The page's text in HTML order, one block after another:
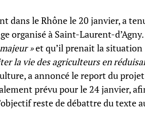
dans le Rhône le 20 janvier, a
organisé à Saint-Laurent-
»et qu’il prenait la situation
la vie des agriculteurs en
a annoncé le report du
prévu pour le 24 janvier,
reste de débattre du texte